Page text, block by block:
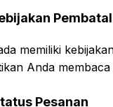
memiliki
Anda
Pesanan